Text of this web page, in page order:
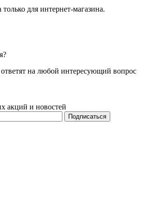
для интернет-магазина.
на любой интересующий вопрос
акций и новостей
Подписаться